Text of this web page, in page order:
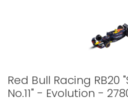
Red Bull Racing RB20
No.11" - Evolution -